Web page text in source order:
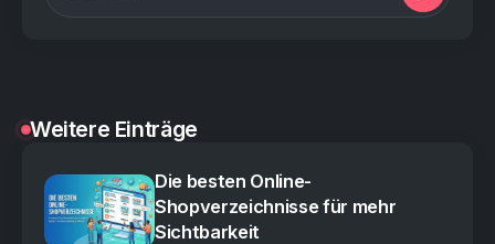
Weitere Einträge
Die besten Online-
Shopverzeichnisse für mehr
Sichtbarkeit